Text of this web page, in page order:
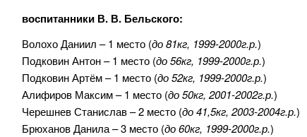
воспитанники В. В. Бельского:
Волохо Даниил – 1 место (до 81кг, 1999-2000г.р.)
Подковин Антон – 1 место (до 56кг, 1999-2000г.р.)
Подковин Артём – 1 место (до 52кг, 1999-2000г.р.)
Алифиров Максим – 1 место (до 50кг, 2001-2002г.р.)
Черешнев Станислав – 2 место (до 41,5кг, 2003-2004г.р.)
Брюханов Данила – 3 место (до 60кг, 1999-2000г.р.)